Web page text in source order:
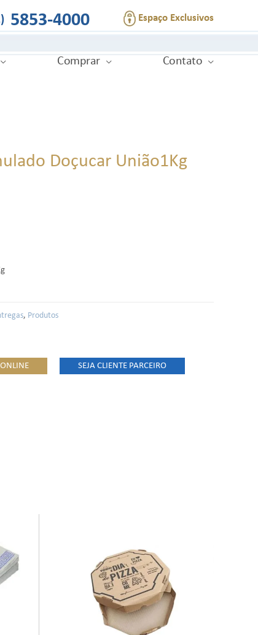
5853-4000 Espaço Exclusivos
Comprar Contato
Doçucar União1Kg
, Produtos
SEJA CLIENTE PARCEIRO